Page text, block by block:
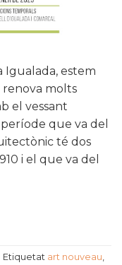
Igualada, estem
molts
el vessant
que va del
té dos
i el que va del
Etiquetat art nouveau,